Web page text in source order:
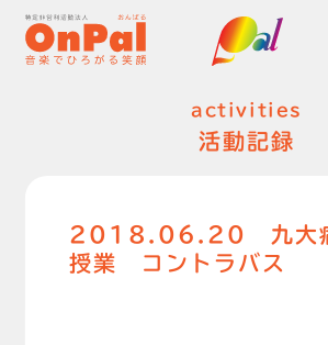
activities
活動記録
2018.06.20 九大
授業 コントラバス